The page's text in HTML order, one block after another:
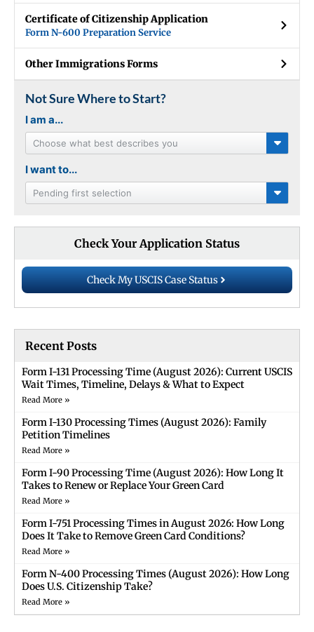
Certificate of Citizenship Application
Form N-600 Preparation Service
Other Immigrations Forms
Not Sure Where to Start?
I am a...
Choose what best describes you
I want to...
Pending first selection
Check Your Application Status
Check My USCIS Case Status
Recent Posts
Form I-131 Processing Time (August 2026): Current USCIS
Wait Times, Timeline, Delays & What to Expect
Read More »
Form I-130 Processing Times (August 2026): Family
Petition Timelines
Read More »
Form I-90 Processing Time (August 2026): How Long It
Takes to Renew or Replace Your Green Card
Read More »
Form I-751 Processing Times in August 2026: How Long
Does It Take to Remove Green Card Conditions?
Read More »
Form N-400 Processing Times (August 2026): How Long
Does U.S. Citizenship Take?
Read More »